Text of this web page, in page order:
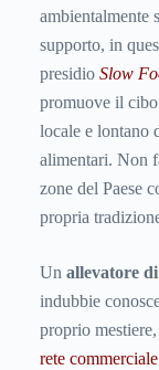
ambientalmente
supporto, in
presidio Slow
promuove il
locale e lontano
alimentari. Non
zone del Paese
propria
Un allevatore
indubbie
proprio
rete commerciale